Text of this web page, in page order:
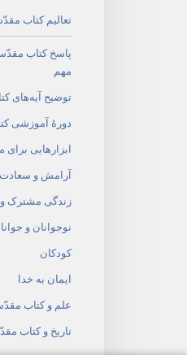
تعالیم کتاب
پاسخ کتاب
مهم
توضیح آیه‌های
دورهٔ آموزشی
ابزارهایی
آرامش و سعادت
زندگی مشترک و
نوجوانان و
کودکان
ایمان به خدا
علم و کتاب
تاریخ و کتاب